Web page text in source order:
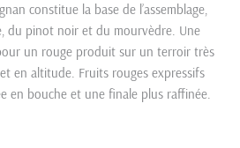
constitue la base de l’assemblage,
du pinot noir et du mourvèdre. Une
un rouge produit sur un terroir très
en altitude. Fruits rouges expressifs
en bouche et une finale plus raffinée.